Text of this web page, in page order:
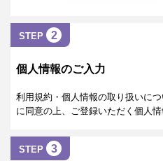
STEP 2
個人情報のご入力
利用規約・個人情報の取り扱いに
に同意の上、ご登録いただく個人
STEP 3